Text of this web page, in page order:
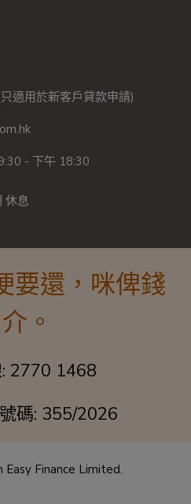
適用於新客戶貸款申請)
- 下午 18:30
休息
要還，咪俾錢
。
2770 1468
碼: 355/2026
Finance Limited.